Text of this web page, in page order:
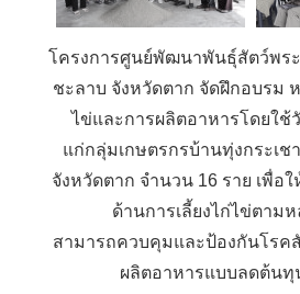
โครงการศูนย์พัฒนาพันธุ์สัตว์พร
ชะลาบ จังหวัดตาก จัดฝึกอบรม
ไข่และการผลิตอาหารโดยใช้
แก่กลุ่มเกษตรกรบ้านทุ่งกระเช
จังหวัดตาก จำนวน 16 ราย เพื่อ
ด้านการเลี้ยงไก่ไข่ตาม
สามารถควบคุมและป้องกันโรค
ผลิตอาหารแบบลดต้นทุ